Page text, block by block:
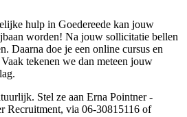
hulp in Goedereede kan jouw
worden! Na jouw sollicitatie bellen
Daarna doe je een online cursus en
tekenen we dan meteen jouw
Stel ze aan Erna Pointner -
Recruitment, via 06-30815116 of